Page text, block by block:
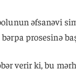
əfsanəvi
prosesinə
verir ki, bu